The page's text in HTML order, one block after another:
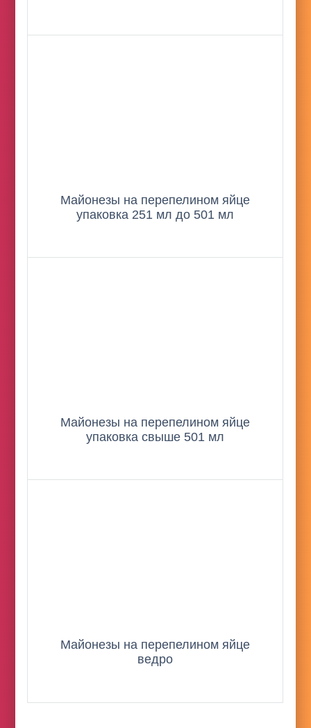
Майонезы на перепелином яйце
упаковка 251 мл до 501 мл
Майонезы на перепелином яйце
упаковка свыше 501 мл
Майонезы на перепелином яйце
ведро